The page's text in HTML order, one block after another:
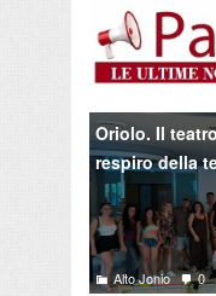
Oriolo. Il
respiro della
Alto Jonio 0